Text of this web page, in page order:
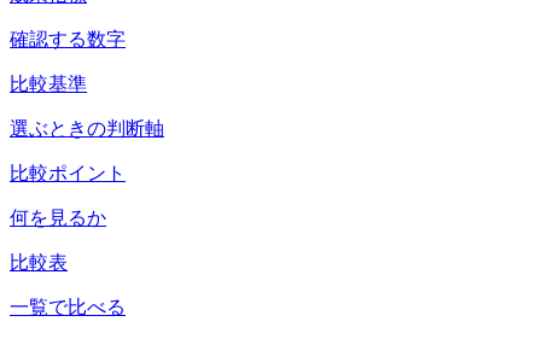
確認する数字
比較基準
選ぶときの判断軸
比較ポイント
何を見るか
比較表
一覧で比べる